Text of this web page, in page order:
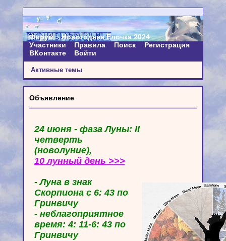
Форум
Новогодняя Ёлочка 2024
Участники
Правила Поиск
Регистрация
ВКонтакте
Войти
Активные темы
Объявление
24 июня - фаза Луны: II
четверть
(новолуние),
10 лунный день >>>
- Луна в знак
Скорпиона с 6: 43 по
Гринвичу
- неблагоприятное
время: 4: 11-6: 43 по
Гринвичу